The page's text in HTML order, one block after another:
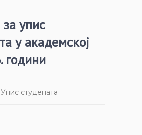
упис
у академској
години
Упис студената